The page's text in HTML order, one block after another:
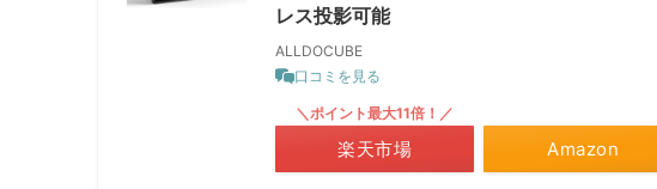
レス投影可能
ALLDOCUBE
口コミを見る
Amazon
＼ポイント最大11倍！／
楽天市場